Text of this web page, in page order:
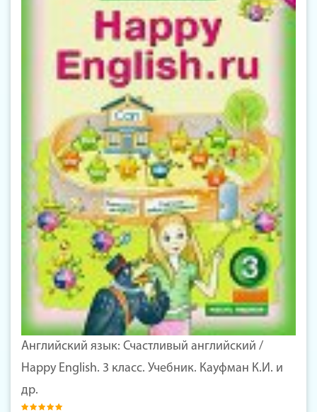
Английский язык: Счастливый английский /
Happy English. 3 класс. Учебник. Кауфман К.И. и
др.